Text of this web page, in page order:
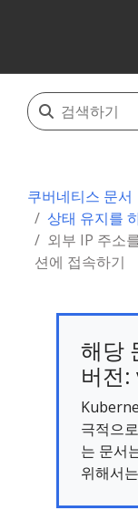
쿠버네티스 문서
상태 유지를
외부 IP 주소
션에 접속하기
해당
버전:
극적으
는 문서
위해서